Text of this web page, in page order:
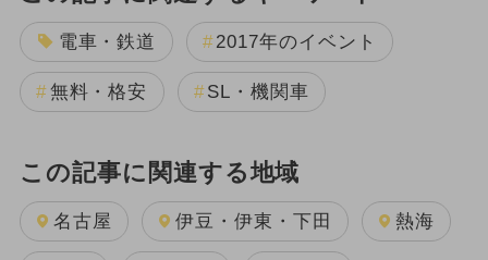
電車・鉄道 2017年のイベント
無料・格安 SL・機関車
この記事に関連する地域
名古屋 伊豆・伊東・下田 熱海